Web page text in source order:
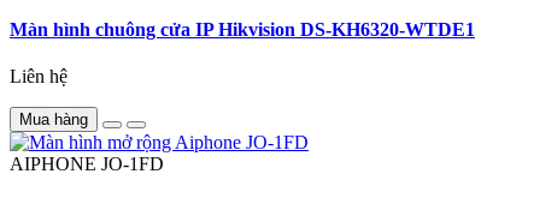
Màn hình chuông cửa IP Hikvision DS-KH6320-WTDE1
Liên hệ
Mua hàng
AIPHONE JO-1FD